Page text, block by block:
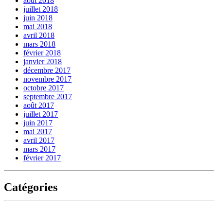
juillet 2018
juin 2018
mai 2018
avril 2018
mars 2018
février 2018
janvier 2018
décembre 2017
novembre 2017
octobre 2017
septembre 2017
août 2017
juillet 2017
juin 2017
mai 2017
avril 2017
mars 2017
février 2017
Catégories